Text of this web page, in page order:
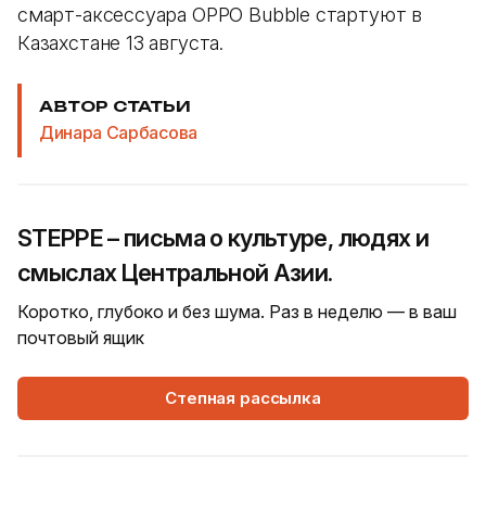
смарт-аксессуара OPPO Bubble стартуют в
Казахстане 13 августа.
АВТОР СТАТЬИ
Динара Сарбасова
STEPPE – письма о культуре, людях и
смыслах Центральной Азии.
Коротко, глубоко и без шума. Раз в неделю — в ваш
почтовый ящик
Степная рассылка